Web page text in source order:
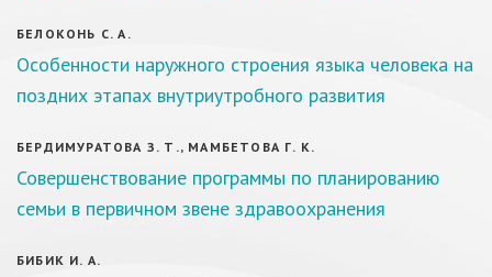
БЕЛОКОНЬ С. А.
Особенности наружного строения языка человека на
поздних этапах внутриутробного развития
БЕРДИМУРАТОВА З. Т., МАМБЕТОВА Г. К.
Совершенствование программы по планированию
семьи в первичном звене здравоохранения
БИБИК И. А.